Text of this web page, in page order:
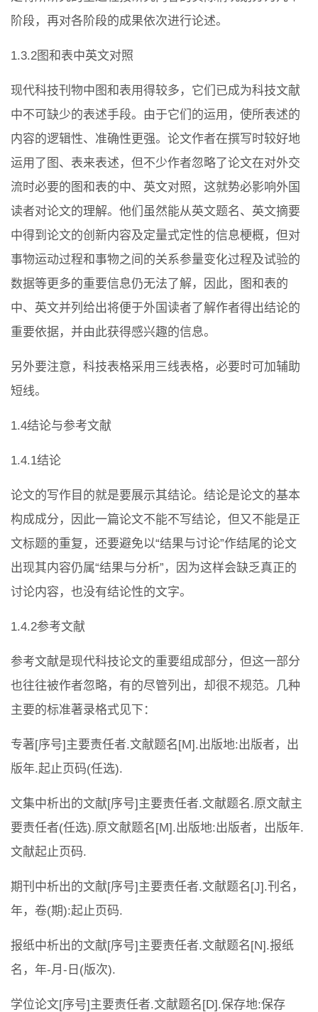
阶段，再对各阶段的成果依次进行论述。
1.3.2图和表中英文对照
现代科技刊物中图和表用得较多，它们已成为科技文献
中不可缺少的表述手段。由于它们的运用，使所表述的
内容的逻辑性、准确性更强。论文作者在撰写时较好地
运用了图、表来表述，但不少作者忽略了论文在对外交
流时必要的图和表的中、英文对照，这就势必影响外国
读者对论文的理解。他们虽然能从英文题名、英文摘要
中得到论文的创新内容及定量式定性的信息梗概，但对
事物运动过程和事物之间的关系参量变化过程及试验的
数据等更多的重要信息仍无法了解，因此，图和表的
中、英文并列给出将便于外国读者了解作者得出结论的
重要依据，并由此获得感兴趣的信息。
另外要注意，科技表格采用三线表格，必要时可加辅助
短线。
1.4结论与参考文献
1.4.1结论
论文的写作目的就是要展示其结论。结论是论文的基本
构成成分，因此一篇论文不能不写结论，但又不能是正
文标题的重复，还要避免以“结果与讨论”作结尾的论文
出现其内容仍属“结果与分析”，因为这样会缺乏真正的
讨论内容，也没有结论性的文字。
1.4.2参考文献
参考文献是现代科技论文的重要组成部分，但这一部分
也往往被作者忽略，有的尽管列出，却很不规范。几种
主要的标准著录格式见下：
专著[序号]主要责任者.文献题名[M].出版地:出版者，出
版年.起止页码(任选).
文集中析出的文献[序号]主要责任者.文献题名.原文献主
要责任者(任选).原文献题名[M].出版地:出版者，出版年.
文献起止页码.
期刊中析出的文献[序号]主要责任者.文献题名[J].刊名，
年，卷(期):起止页码.
报纸中析出的文献[序号]主要责任者.文献题名[N].报纸
名，年-月-日(版次).
学位论文[序号]主要责任者.文献题名[D].保存地:保存